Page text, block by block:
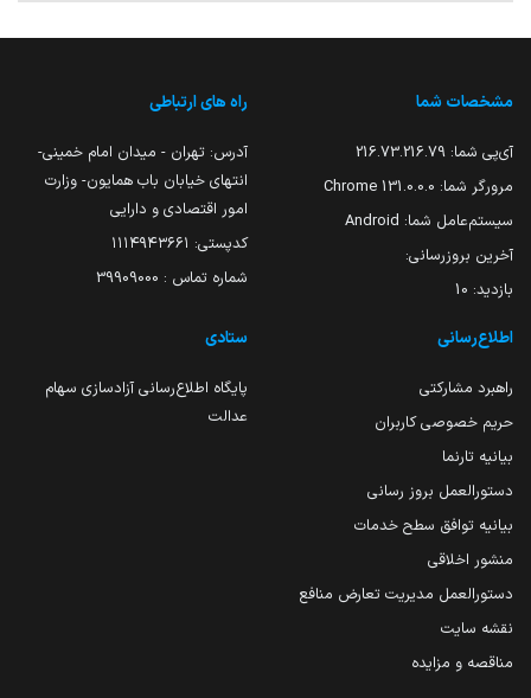
مشخصات شما
آی‌پی شما: 216.73.216.79
مرورگر شما: 131.0.0.0 Chrome
سیستم‌عامل شما: Android
آخرین بروزرسانی:
بازدید: 10
راه های ارتباطی
آدرس: تهران - میدان امام خمینی-
انتهای خیابان باب همایون- وزارت
امور اقتصادی و دارایی
کدپستی: ۱۱۱۴۹۴۳۶۶۱
شماره تماس : 39909000
اطلاع‌رسانی
راهبرد مشارکتی
حریم خصوصی کاربران
بیانیه تارنما
دستورالعمل بروز رسانی
بیانیه توافق سطح خدمات
منشور اخلاقی
دستورالعمل مدیریت تعارض منافع
نقشه سایت
مناقصه و مزایده
ستادی
پایگاه اطلاع‌رسانی آزادسازی سهام
عدالت